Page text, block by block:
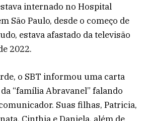
internado no Hospital
São Paulo, desde o começo de
estava afastado da televisão
2022.
o SBT informou uma carta
“família Abravanel” falando
Suas filhas, Patricia,
Cinthia e Daniela, além de